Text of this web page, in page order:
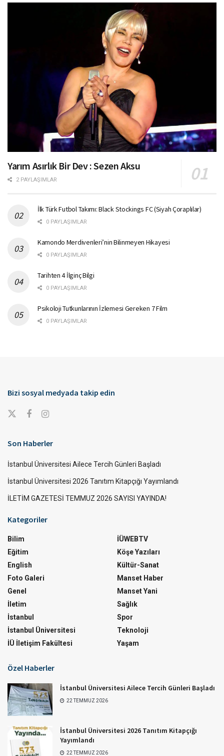
Yarım Asırlık Bir Dev : Sezen Aksu
2 PAYLAŞIMLAR
İlk Türk Futbol Takımı: Black Stockings FC (Siyah Çoraplılar)
0 PAYLAŞIMLAR
Kamondo Merdivenleri’nin Bilinmeyen Hikayesi
0 PAYLAŞIMLAR
Tarihten 4 İlginç Bilgi
0 PAYLAŞIMLAR
Psikoloji Tutkunlarının İzlemesi Gereken 7 Film
0 PAYLAŞIMLAR
Bizi sosyal medyada takip edin
Son Haberler
İstanbul Üniversitesi Ailece Tercih Günleri Başladı
İstanbul Üniversitesi 2026 Tanıtım Kitapçığı Yayımlandı
İLETİM GAZETESİ TEMMUZ 2026 SAYISI YAYINDA!
Kategoriler
Bilim
Eğitim
English
Foto Galeri
Genel
İletim
İstanbul
İstanbul Üniversitesi
İÜ İletişim Fakültesi
İÜWEBTV
Köşe Yazıları
Kültür-Sanat
Manset Haber
Manset Yani
Sağlık
Spor
Teknoloji
Yaşam
Özel Haberler
İstanbul Üniversitesi Ailece Tercih Günleri Başladı
22 TEMMUZ 2026
İstanbul Üniversitesi 2026 Tanıtım Kitapçığı
Yayımlandı
22 TEMMUZ 2026